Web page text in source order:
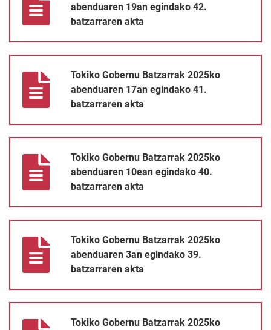
abenduaren 19an egindako 42.
batzarraren akta
Tokiko Gobernu Batzarrak 2025ko
abenduaren 17an egindako 41.
batzarraren akta
Tokiko Gobernu Batzarrak 2025ko
abenduaren 10ean egindako 40.
batzarraren akta
Tokiko Gobernu Batzarrak 2025ko
abenduaren 3an egindako 39.
batzarraren akta
Tokiko Gobernu Batzarrak 2025ko